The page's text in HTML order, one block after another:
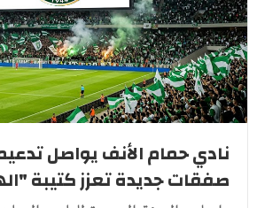
صفقات جديدة تعزز كتيبة